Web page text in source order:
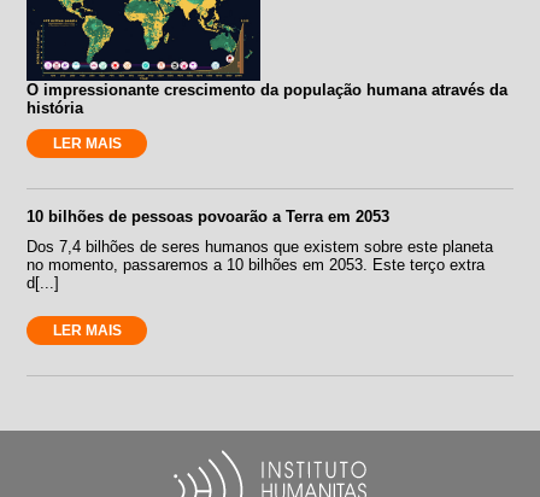
O impressionante crescimento da população humana através da
história
LER MAIS
10 bilhões de pessoas povoarão a Terra em 2053
Dos 7,4 bilhões de seres humanos que existem sobre este planeta
no momento, passaremos a 10 bilhões em 2053. Este terço extra
d[...]
LER MAIS